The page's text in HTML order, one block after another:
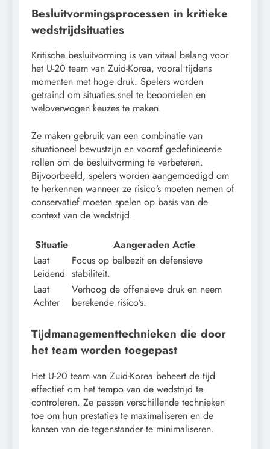
Besluitvormingsprocessen in kritieke
wedstrijdsituaties
Kritische besluitvorming is van vitaal belang voor
het U-20 team van Zuid-Korea, vooral tijdens
momenten met hoge druk. Spelers worden
getraind om situaties snel te beoordelen en
weloverwogen keuzes te maken.
Ze maken gebruik van een combinatie van
situationeel bewustzijn en vooraf gedefinieerde
rollen om de besluitvorming te verbeteren.
Bijvoorbeeld, spelers worden aangemoedigd om
te herkennen wanneer ze risico’s moeten nemen of
conservatief moeten spelen op basis van de
context van de wedstrijd.
Situatie
Aangeraden Actie
Laat
Leidend
Focus op balbezit en defensieve
stabiliteit.
Laat
Achter
Verhoog de offensieve druk en neem
berekende risico’s.
Tijdmanagementtechnieken die door
het team worden toegepast
Het U-20 team van Zuid-Korea beheert de tijd
effectief om het tempo van de wedstrijd te
controleren. Ze passen verschillende technieken
toe om hun prestaties te maximaliseren en de
kansen van de tegenstander te minimaliseren.